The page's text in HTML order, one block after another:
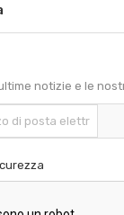
notizie e le